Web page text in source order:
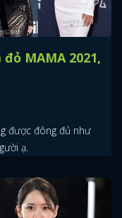
MAMA 2021,
được đông đủ như
ạ.